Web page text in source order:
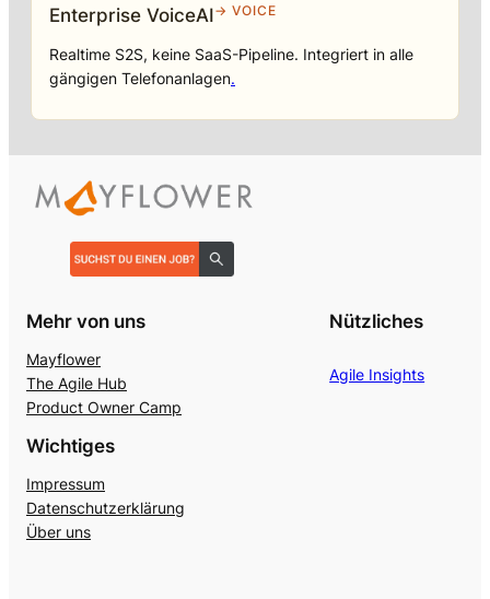
Enterprise VoiceAI→ VOICE
Realtime S2S, keine SaaS-Pipeline. Integriert in alle
gängigen Telefonanlagen.
Mehr von uns
Mayflower
The Agile Hub
Product Owner Camp
Nützliches
Agile Insights
Wichtiges
Impressum
Datenschutzerklärung
Über uns